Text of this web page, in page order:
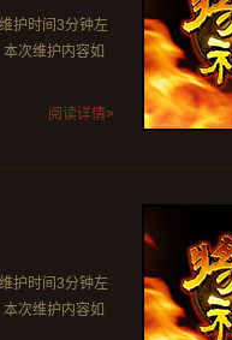
护时间3分钟左
次维护内容如
阅读详情>
护时间3分钟左
次维护内容如